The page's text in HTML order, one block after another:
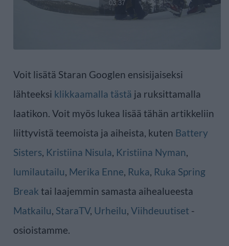
Voit lisätä Staran Googlen ensisijaiseksi
lähteeksi klikkaamalla tästä ja ruksittamalla
laatikon. Voit myös lukea lisää tähän artikkeliin
liittyvistä teemoista ja aiheista, kuten Battery
Sisters, Kristiina Nisula, Kristiina Nyman,
lumilautailu, Merika Enne, Ruka, Ruka Spring
Break tai laajemmin samasta aihealueesta
Matkailu, StaraTV, Urheilu, Viihdeuutiset -
osioistamme.